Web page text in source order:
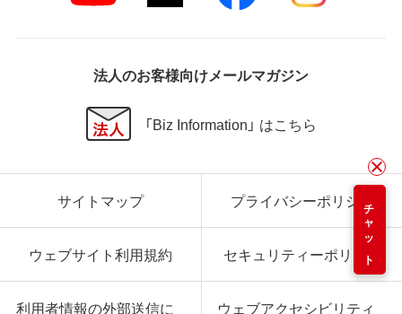
チャット
法人のお客様向けメールマガジン
「Biz Information」 はこちら
サイトマップ プライバシーポリシー
ウェブサイト利用規約 セキュリティーポリシー
利用者情報の外部送信に ウェブアクセシビリティ